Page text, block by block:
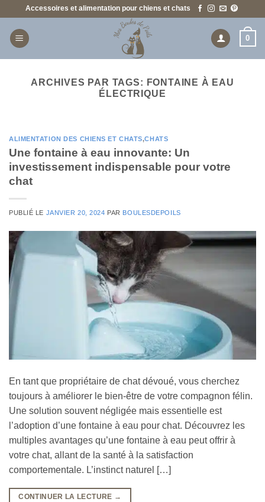
Passer
contenu
Accessoires et alimentation pour chiens et chats
0
ARCHIVES PAR TAGS: FONTAINE À EAU
ÉLECTRIQUE
ALIMENTATION DES CHIENS ET CHATS,CHATS
Une fontaine à eau innovante: Un
investissement indispensable pour votre
chat
PUBLIÉ LE JANVIER 20, 2024 PAR BOULESDEPOILS
En tant que propriétaire de chat dévoué, vous cherchez
toujours à améliorer le bien-être de votre compagnon félin.
Une solution souvent négligée mais essentielle est
l’adoption d’une fontaine à eau pour chat. Découvrez les
multiples avantages qu’une fontaine à eau peut offrir à
votre chat, allant de la santé à la satisfaction
comportementale. L’instinct naturel […]
CONTINUER LA LECTURE →